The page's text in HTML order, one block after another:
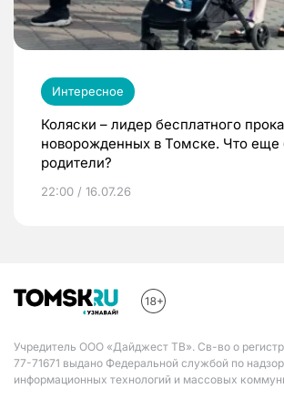
Интересное
Коляски – лидер бесплатного
новорожденных в Томске. Что еще
родители?
22:00 / 16.07.26
Учредитель ООО «Дайджест ТВ». Св-во о
77-71671 выдано Федеральной службой по
информационных технологий и массовых